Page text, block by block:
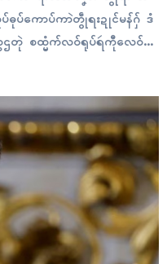
ဓုပ်ကောပ်ကာဲတွဵုရးဍုၚ်မန်ဂှ် ဒံ
တုဲ စထ္မံက်လဝ်ရုပ်ရဴကီုလေဝ်
လဵုအသဳဥူထေန်ကျဝ်ဂှ် ကေတ်လ
…